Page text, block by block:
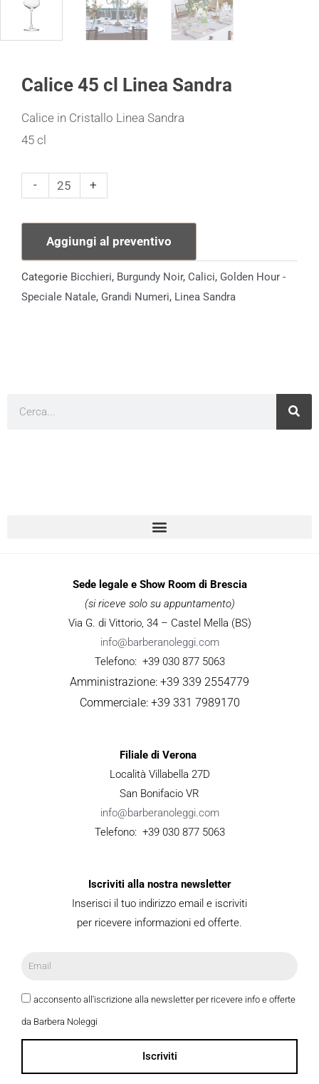
Calice 45 cl Linea Sandra
Calice in Cristallo Linea Sandra
45 cl
-
Calice
cl
Linea
Sandra
quantità
+
Aggiungi al preventivo
Categorie Bicchieri, Burgundy Noir, Calici, Golden Hour -
Speciale Natale, Grandi Numeri, Linea Sandra
Sede legale e Show Room di Brescia
(si riceve solo su appuntamento)
Via G. di Vittorio, 34 – Castel Mella (BS)
info@barberanoleggi.com
Telefono: +39 030 877 5063
Amministrazione: +39 339 2554779
Commerciale: +39 331 7989170
Filiale di Verona
Località Villabella 27D
San Bonifacio VR
info@barberanoleggi.com
Telefono: +39 030 877 5063
Iscriviti alla nostra newsletter
Inserisci il tuo indirizzo email e iscriviti
per ricevere informazioni ed offerte.
acconsento all'iscrizione alla newsletter per ricevere info e offerte
da Barbera Noleggi
Iscriviti